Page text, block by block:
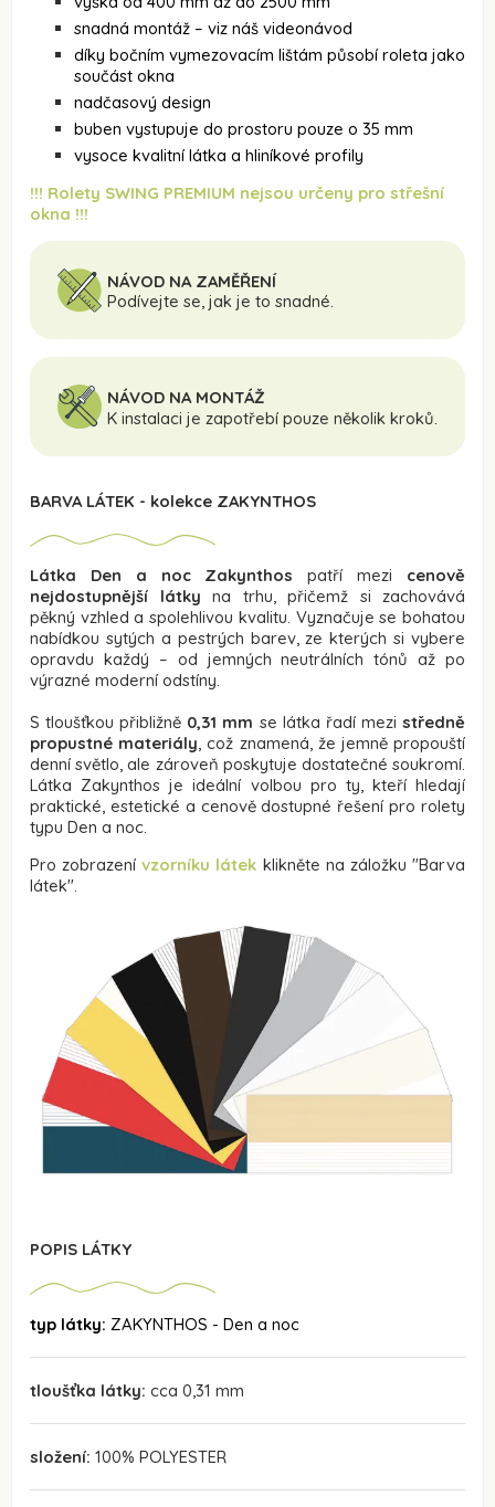
snadná montáž – viz náš videonávod
díky bočním vymezovacím lištám působí roleta jako
součást okna
nadčasový design
buben vystupuje do prostoru pouze o 35 mm
vysoce kvalitní látka a hliníkové profily
!!! Rolety SWING PREMIUM nejsou určeny pro střešní
okna !!!
NÁVOD NA ZAMĚŘENÍ
Podívejte se, jak je to snadné.
NÁVOD NA MONTÁŽ
K instalaci je zapotřebí pouze několik kroků.
BARVA LÁTEK - kolekce ZAKYNTHOS
Látka Den a noc Zakynthos patří mezi cenově
nejdostupnější látky na trhu, přičemž si zachovává
pěkný vzhled a spolehlivou kvalitu. Vyznačuje se bohatou
nabídkou sytých a pestrých barev, ze kterých si vybere
opravdu každý – od jemných neutrálních tónů až po
výrazné moderní odstíny.
S tloušťkou přibližně 0,31 mm se látka řadí mezistředně
propustné materiály, což znamená, že jemně propouští
denní světlo, ale zároveň poskytuje dostatečné soukromí.
Látka Zakynthos je ideální volbou pro ty, kteří hledají
praktické, estetické a cenově dostupné řešení pro rolety
typu Den a noc.
Pro zobrazenívzorníku látek klikněte na záložku "Barva
látek".
POPIS LÁTKY
typ látky: ZAKYNTHOS - Den a noc
tloušťka látky: cca 0,31 mm
složení: 100% POLYESTER